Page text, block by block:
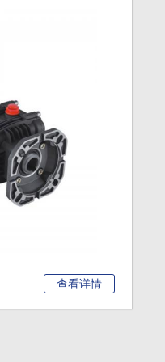
查看详情